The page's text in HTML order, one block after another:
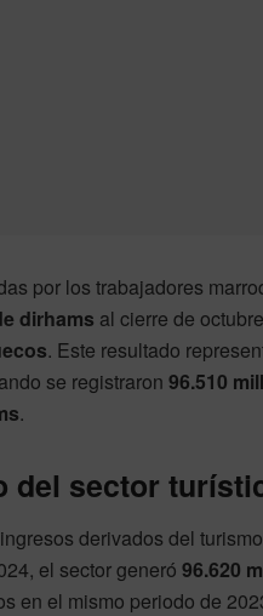
por los trabajadores
dirhams al cierre de
. Este resultado
se registraron 96.510
.
del sector
derivados del
el sector generó 96.620
en el mismo periodo de